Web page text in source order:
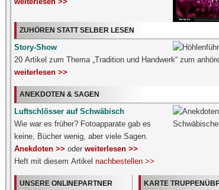
ZUHÖREN STATT SELBER LESEN
Story-Show
20 Artikel zum Thema „Tradition und Handwerk“ zum
weiterlesen >>
ANEKDOTEN & SAGEN
Luftschlösser auf Schwäbisch
Wie war es früher? Fotoapparate gab es
keine, Bücher wenig, aber viele Sagen.
Anekdoten >> oder weiterlesen >>
Heft mit diesem Artikel nachbestellen >>
UNSERE ONLINEPARTNER
KARTE